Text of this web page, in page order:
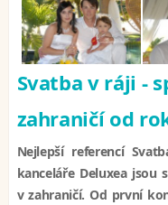
Svatba v ráji -
zahraničí od
Nejlepší referencí
kanceláře Deluxea jsou
v zahraničí. Od první